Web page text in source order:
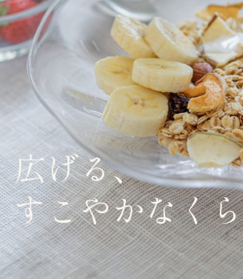
店舗一覧
広げる、
すこやかなく